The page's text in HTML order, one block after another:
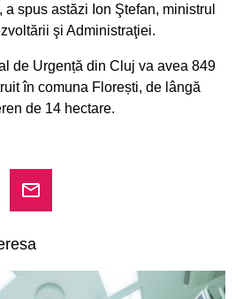
a spus astăzi Ion Ştefan, ministrul
şi Administraţiei.
de Urgență din Cluj va avea 849
în comuna Florești, de lângă
de 14 hectare.